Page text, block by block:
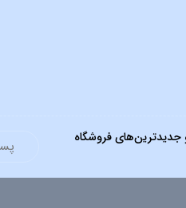
جدیدترین‌های فروشگاه